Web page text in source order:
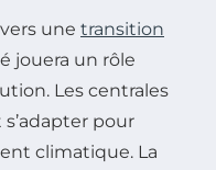
une transition
jouera un rôle
Les centrales
pour
climatique. La